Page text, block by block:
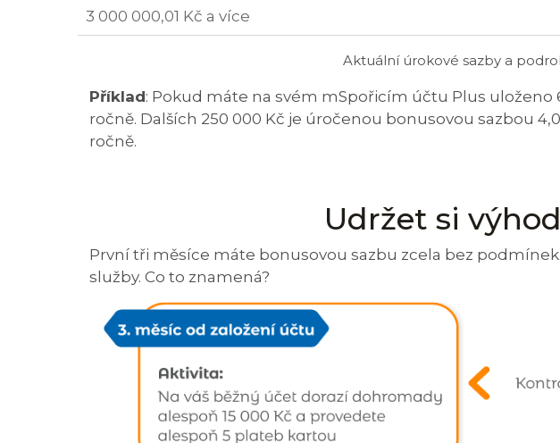
3 000 000,01 Kč a více
Aktuální úrokové sazby a
Příklad: Pokud máte na svém mSpořicím účtu Plus uloženo
ročně. Dalších 250 000 Kč je úročenou bonusovou sazbou
ročně.
Udržet si
První tři měsíce máte bonusovou sazbu zcela bez
služby. Co to znamená?